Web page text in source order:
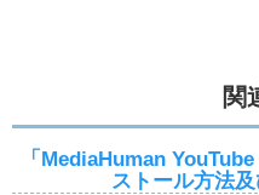
関
「MediaHuman
ストール方法